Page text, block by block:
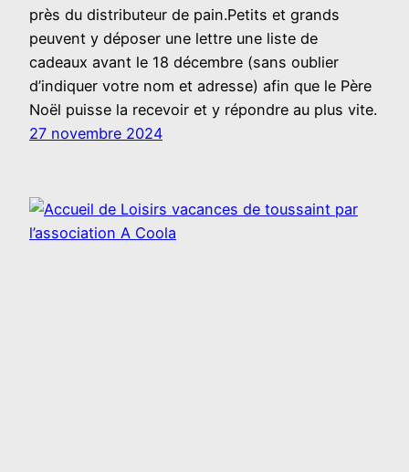
près du distributeur de pain.Petits et grands
peuvent y déposer une lettre une liste de
cadeaux avant le 18 décembre (sans oublier
d’indiquer votre nom et adresse) afin que le Père
Noël puisse la recevoir et y répondre au plus vite.
27 novembre 2024